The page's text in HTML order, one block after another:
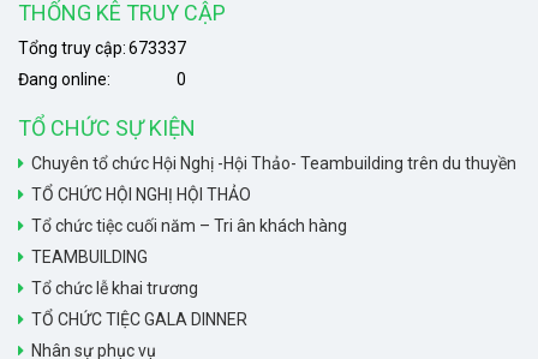
THỐNG KÊ TRUY CẬP
673337
Tổng truy cập:
0
Đang online:
TỔ CHỨC SỰ KIỆN
Chuyên tổ chức Hội Nghị -Hội Thảo- Teambuilding trên du thuyền
TỔ CHỨC HỘI NGHỊ HỘI THẢO
Tổ chức tiệc cuối năm – Tri ân khách hàng
TEAMBUILDING
Tổ chức lễ khai trương
TỔ CHỨC TIỆC GALA DINNER
Nhân sự phục vụ